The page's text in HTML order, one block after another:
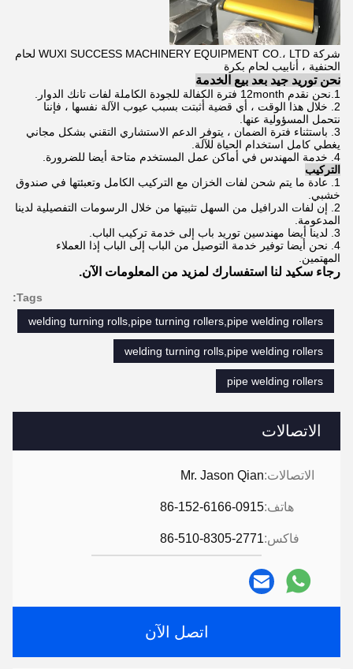
الاتصالات
الاتصالات:Mr. Jason Qian
هاتف:86-152-6166-0915
فاكس:86-510-8305-2771
اتصل الآن
شركة WUXI SUCCESS MACHINERY EQUIPMENT CO.، LTD لحام
الحنفية ، أنابيب لحام بكرة
نحن توريد جيد بعد بيع الخدمة
1.نحن نقدم 12month فترة الكفالة للجودة الكاملة لفات تانك الدوار.
2. خلال هذا الوقت ، أي قضية أثبتت بسبب عيوب الآلة نفسها ، فإننا
نتحمل المسؤولية عنها.
3. باستثناء فترة الضمان ، يتوفر الدعم الاستشاري التقني بشكل مجاني
يغطي كامل استخدام الحياة للآلة.
4. خدمة المهندس في أماكن عمل المستخدم متاحة أيضا للضرورة.
التركيب
1. عادة ما يتم شحن لفات الخزان مع التركيب الكامل وتعبئتها في صندوق
خشبي.
2. إن لفات الدرافيل من السهل تثبيتها من خلال الرسومات التفصيلية لدينا
المدعومة.
3. لدينا أيضا مهندسين توريد باب إلى خدمة تركيب الباب.
4. نحن أيضا توفير خدمة التوصيل من الباب إلى الباب إذا العملاء
المهتمين.
رجاء سكيد لنا استفسارك لمزيد من المعلومات الآن.
Tags:
welding turning rolls,pipe turning rollers,pipe welding rollers
welding turning rolls,pipe welding rollers
pipe welding rollers